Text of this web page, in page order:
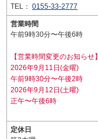
TEL： 0155-33-2777
営業時間
午前9時30分〜午後6時
【営業時間変更のお知らせ】
2026年9月11日(金曜)
午前9時30分〜午後2時
2026年9月12日(土曜)
正午〜午後6時
定休日